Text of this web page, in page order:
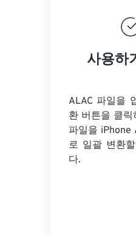
사용하
ALAC 파일을
환 버튼을 클
파일을 iPhone
로 일괄 변환
다.